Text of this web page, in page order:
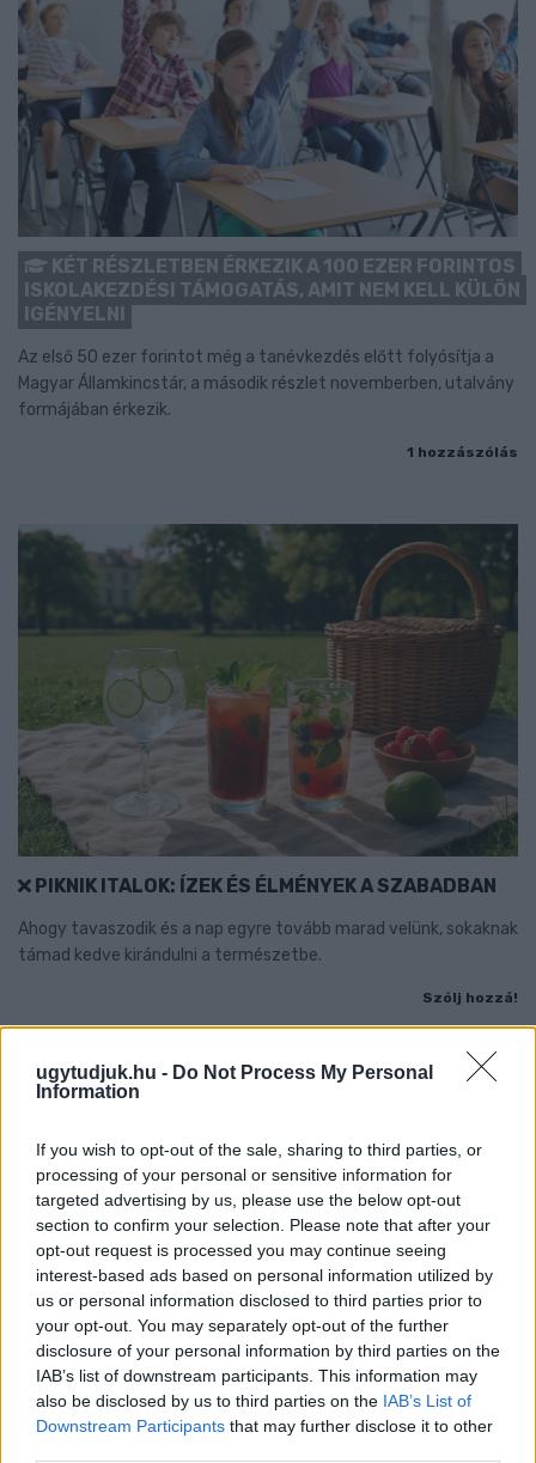
ugytudjuk.hu - Do Not Process My Personal
Information
If you wish to opt-out of the sale, sharing to third parties, or
processing of your personal or sensitive information for
targeted advertising by us, please use the below opt-out
section to confirm your selection. Please note that after your
opt-out request is processed you may continue seeing
interest-based ads based on personal information utilized by
us or personal information disclosed to third parties prior to
your opt-out. You may separately opt-out of the further
disclosure of your personal information by third parties on the
IAB’s list of downstream participants. This information may
also be disclosed by us to third parties on the IAB’s List of
Downstream Participants that may further disclose it to other
KÉT RÉSZLETBEN ÉRKEZIK A 100 EZER FORINTOS
ISKOLAKEZDÉSI TÁMOGATÁS, AMIT NEM KELL KÜLÖN
IGÉNYELNI
Az első 50 ezer forintot még a tanévkezdés előtt folyósítja a
Magyar Államkincstár, a második részlet novemberben, utalvány
formájában érkezik.
1 hozzászólás
PIKNIK ITALOK: ÍZEK ÉS ÉLMÉNYEK A SZABADBAN
Ahogy tavaszodik és a nap egyre tovább marad velünk, sokaknak
támad kedve kirándulni a természetbe.
Szólj hozzá!
ÖRÖMHÍR: TÍZ ÉVE NEM VOLT ILYEN ALACSONY AZ
INFLÁCIÓ MAGYARORSZÁGON